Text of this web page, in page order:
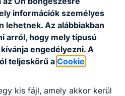
a
ITT
információk személyes
lehetnek. Az alábbiakban
arról, hogy mely típusú
engedélyezni.A
teljeskörű a Cookie
kis fájl, amely akkor kerül